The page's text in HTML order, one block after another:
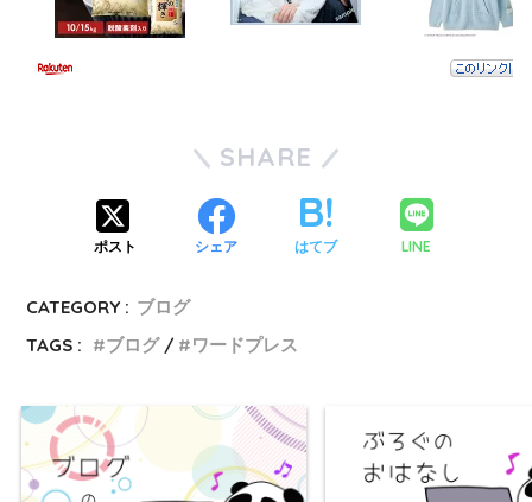
SHARE
ポスト シェア はてブ LINE
CATEGORY : ブログ
TAGS :
ブログ ワードプレス